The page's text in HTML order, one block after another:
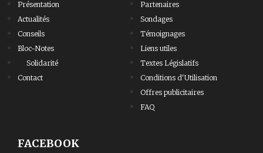
Présentation
Actualités
Conseils
Bloc-Notes
Solidarité
Contact
Partenaires
Sondages
Témoignages
Liens utiles
Textes Législatifs
Conditions d'Utilisation
Offres publicitaires
FAQ
FACEBOOK